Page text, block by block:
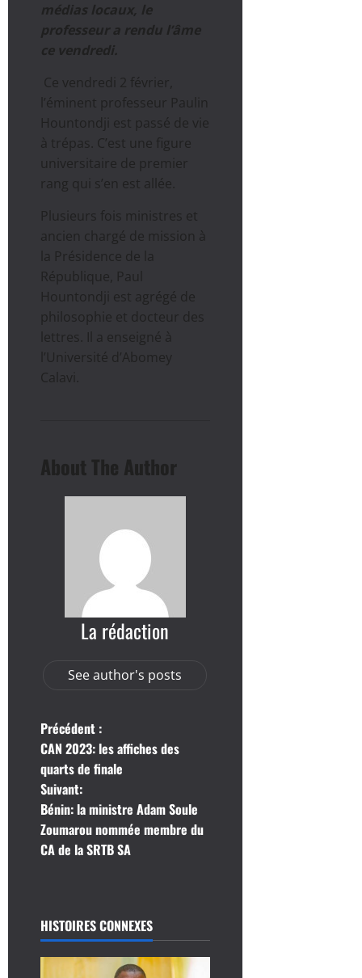
médias locaux, le
professeur a rendu l’âme
ce vendredi.
Ce vendredi 2 février,
l’éminent professeur Paulin
Hountondji est passé de vie
à trépas. C’est une figure
universitaire de premier
rang qui s’en est allée.
Plusieurs fois ministres et
ancien chargé de mission à
la Présidence de la
République, Paul
Hountondji est agrégé de
philosophie et docteur des
lettres. Il a enseigné à
l’Université d’Abomey
Calavi.
About The Author
La rédaction
See author's posts
N
a
v
i
t
Précédent :
CAN 2023: les affiches des
quarts de finale
Suivant:
Bénin: la ministre Adam Soule
Zoumarou nommée membre du
CA de la SRTB SA
HISTOIRES CONNEXES